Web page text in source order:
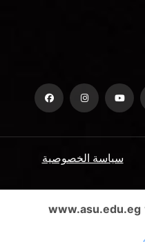
سياسة الخصوصية
الأسئلة الشائعة
www.asu.edu.eg